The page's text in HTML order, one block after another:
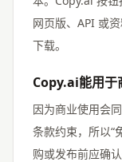
网页版、API 或
下载。
Copy.ai能用于
因为商业使用会
条款约束，所以“
购或发布前应确